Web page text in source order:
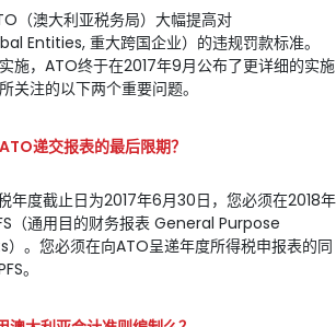
（澳大利亚税务局）大幅提高对
Entities, 重大跨国企业）的违规罚款标准。
施，ATO终于在2017年9月公布了更详细的实施
关注的以下两个重要问题。
ATO递交报表的最后限期？
年度截止日为2017年6月30日，您必须在2018年
（通用目的财务报表 General Purpose
。您必须在向ATO呈递年度所得税申报表的同
。